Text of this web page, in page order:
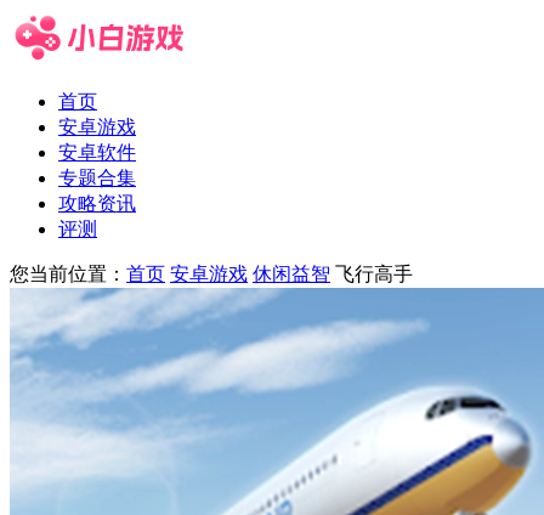
首页
安卓游戏
安卓软件
专题合集
攻略资讯
评测
您当前位置： 首页 安卓游戏 休闲益智 飞行高手